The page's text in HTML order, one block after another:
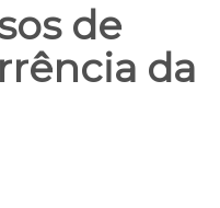
de
da